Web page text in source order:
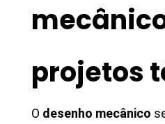
projetos
O desenho mecânico